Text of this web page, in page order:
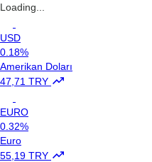
Loading...
USD
0.18%
Amerikan Doları
47,71 TRY
EURO
0.32%
Euro
55,19 TRY